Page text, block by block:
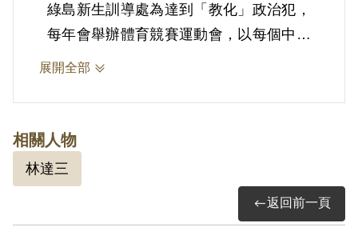
綠島新生訓導處為達到「教化」政治犯，
每年會舉辦體育競賽運動會，以每個中隊
為單位參與籃球、排球等比賽，除了能作
宣洩壓力之管道；各中隊隊伍以管理方官
兵與政治受難者組成，可說是少數管理方
及被管理方相處「融洽」之情況。
照片中可見獲獎錦旗及後方第四屆年度運
動會立體看板，在物資缺乏的離島綠島，
展開全部
相關人物
林達三
返回前一頁